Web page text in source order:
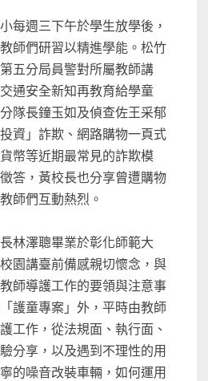
每週三下午於學生放學後，
師們研習以精進學能。松竹
五分局員警對所屬教師講
通安全新知再教育給學童
隊長鐘玉如及偵查佐王采郁
資」詐欺、網路購物一頁式
幣等近期最常見的詐欺模
答，黃校長也分享曾遭購物
師們互動熱烈。
林澤聰畢業於彰化師範大
園講臺前備感親切懷念，與
師導護工作的要領與注意事
護童專案」外，平時由教師
工作，從法規面、執行面、
分享，以及遇到不理性的用
的噪音改裝車輛，如何運用